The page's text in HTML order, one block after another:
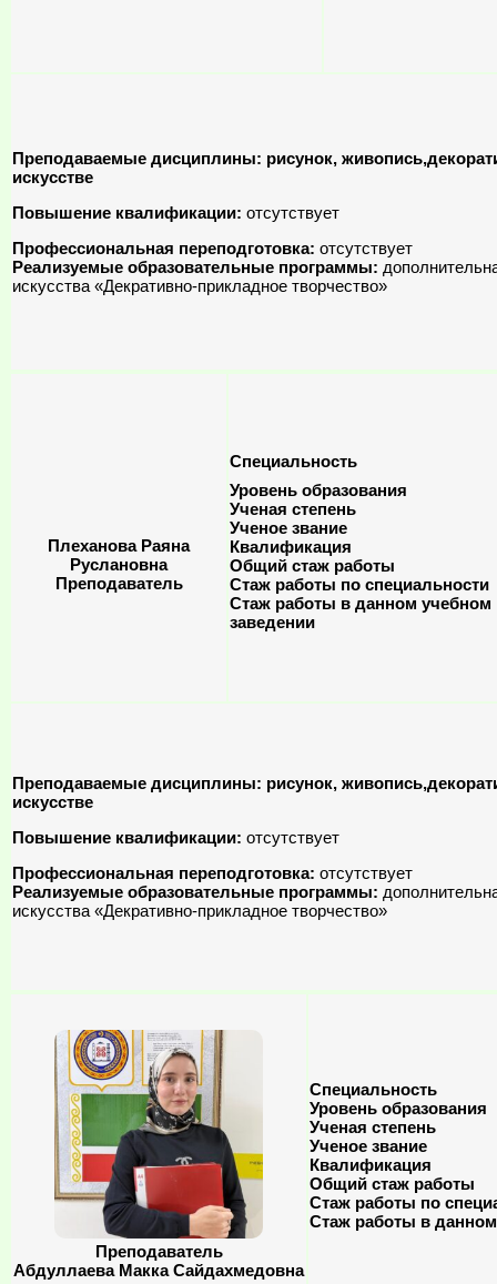
Преподаваемые дисциплины: рисунок,
искусстве
Повышение квалификации: отсутствует
Профессиональная переподготовка: отсутствует
Реализуемые образовательные программы:
искусства «Декративно-прикладное творчество»
Плеханова Раяна
Руслановна
Преподаватель
Специальность
Уровень образования
Ученая степень
Ученое звание
Квалификация
Общий стаж работы
Стаж работы по специальности
Стаж работы в данном учебном
заведении
Преподаваемые дисциплины: рисунок,
искусстве
Повышение квалификации: отсутствует
Профессиональная переподготовка: отсутствует
Реализуемые образовательные программы:
искусства «Декративно-прикладное творчество»
Преподаватель
Абдуллаева Макка Сайдахмедовна
Специальность
Уровень образования
Ученая степень
Ученое звание
Квалификация
Общий стаж работы
Стаж работы по
Стаж работы в